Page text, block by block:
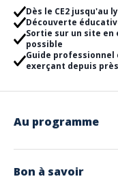
Dès le CE2 jusqu'au
Découverte
Sortie sur un site
possible
Guide
exerçant depuis
Au programme
agricoles à laquelle
L'objectif est de
Bon à savoir